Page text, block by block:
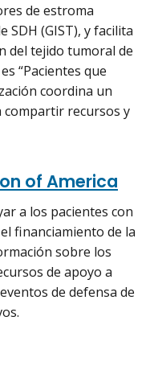
de estroma
SDH (GIST), y facilita
del tejido tumoral de
“Pacientes que
coordina un
compartir recursos y
of America
a los pacientes con
financiamiento de la
sobre los
de apoyo a
de defensa de